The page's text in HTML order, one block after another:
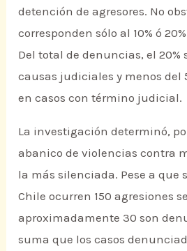
detención de agresores. No
corresponden sólo al 10% ó
Del total de denuncias, el 20%
causas judiciales y menos del
en casos con término judicial.
La investigación determinó,
abanico de violencias contra
la más silenciada. Pese a que
Chile ocurren 150 agresiones
aproximadamente 30 son
suma que los casos